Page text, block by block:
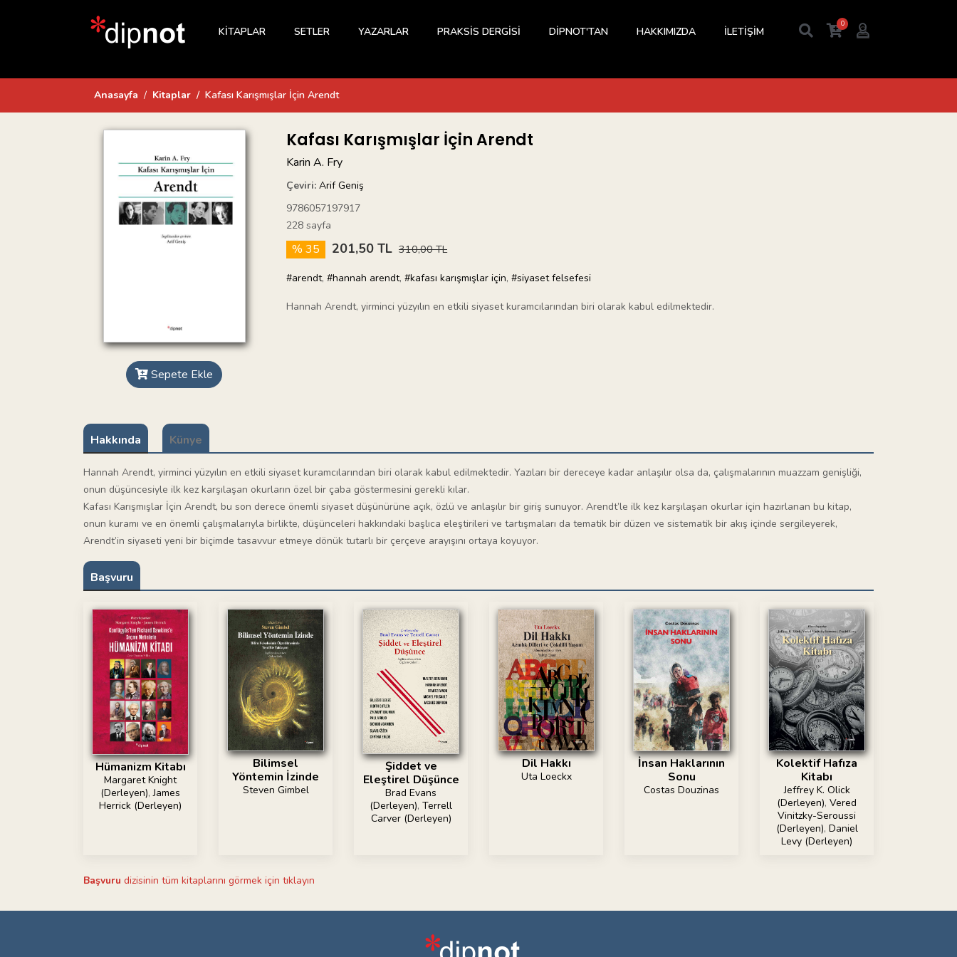
KİTAPLAR SETLER YAZARLAR PRAKSİS DERGİSİ DİPNOT'TAN HAKKIMIZDA İLETİŞİM
0
Anasayfa Kitaplar Kafası Karışmışlar İçin Arendt
Sepete Ekle
Kafası Karışmışlar İçin Arendt
Karin A. Fry
Çeviri: Arif Geniş
9786057197917
228 sayfa
% 35 201,50 TL 310,00 TL
#arendt, #hannah arendt, #kafası karışmışlar için, #siyaset felsefesi
Hannah Arendt, yirminci yüzyılın en etkili siyaset kuramcılarından biri olarak kabul edilmektedir.
Hakkında Künye
Hannah Arendt, yirminci yüzyılın en etkili siyaset kuramcılarından biri olarak kabul edilmektedir. Yazıları bir dereceye kadar anlaşılır olsa da, çalışmalarının muazzam genişliği,
onun düşüncesiyle ilk kez karşılaşan okurların özel bir çaba göstermesini gerekli kılar.
Kafası Karışmışlar İçin Arendt, bu son derece önemli siyaset düşünürüne açık, özlü ve anlaşılır bir giriş sunuyor. Arendt’le ilk kez karşılaşan okurlar için hazırlanan bu kitap,
onun kuramı ve en önemli çalışmalarıyla birlikte, düşünceleri hakkındaki başlıca eleştirileri ve tartışmaları da tematik bir düzen ve sistematik bir akış içinde sergileyerek,
Arendt’in siyaseti yeni bir biçimde tasavvur etmeye dönük tutarlı bir çerçeve arayışını ortaya koyuyor.
Başvuru
Hümanizm Kitabı
Margaret Knight
(Derleyen),James
Herrick (Derleyen)
Bilimsel
Yöntemin İzinde
Steven Gimbel
Şiddet ve
Eleştirel Düşünce
Brad Evans
(Derleyen), Terrell
Carver (Derleyen)
Dil Hakkı
Uta Loeckx
İnsan Haklarının
Sonu
Costas Douzinas
Kolektif Hafıza
Kitabı
Jeffrey K. Olick
(Derleyen), Vered
Vinitzky-Seroussi
(Derleyen), Daniel
Levy (Derleyen)
Başvuru dizisinin tüm kitaplarını görmek için tıklayın